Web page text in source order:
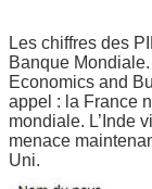
Les chiffres des
Banque Mondiale
Economics and
appel : la France
mondiale. L’Inde
menace
Uni.